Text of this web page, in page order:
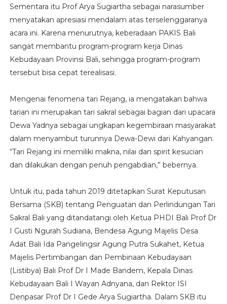
Sementara itu Prof Arya Sugiartha sebagai narasumber
menyatakan apresiasi mendalam atas terselenggaranya
acara ini. Karena menurutnya, keberadaan PAKIS Bali
sangat membantu program-program kerja Dinas
Kebudayaan Provinsi Bali, sehingga program-program
tersebut bisa cepat terealisasi.
Mengenai fenomena tari Rejang, ia mengatakan bahwa
tarian ini merupakan tari sakral sebagai bagian dari upacara
Dewa Yadnya sebagai ungkapan kegembiraan masyarakat
dalam menyambut turunnya Dewa-Dewi dari Kahyangan.
“Tari Rejang ini memiliki makna, nilai dan spirit kesucian
dan dilakukan dengan penuh pengabdian,” bebernya.
Untuk itu, pada tahun 2019 ditetapkan Surat Keputusan
Bersama (SKB) tentang Penguatan dan Perlindungan Tari
Sakral Bali yang ditandatangi oleh Ketua PHDI Bali Prof Dr
I Gusti Ngurah Sudiana, Bendesa Agung Majelis Desa
Adat Bali Ida Pangelingsir Agung Putra Sukahet, Ketua
Majelis Pertimbangan dan Pembinaan Kebudayaan
(Listibya) Bali Prof Dr I Made Bandem, Kepala Dinas
Kebudayaan Bali I Wayan Adnyana, dan Rektor ISI
Denpasar Prof Dr I Gede Arya Sugiartha. Dalam SKB itu